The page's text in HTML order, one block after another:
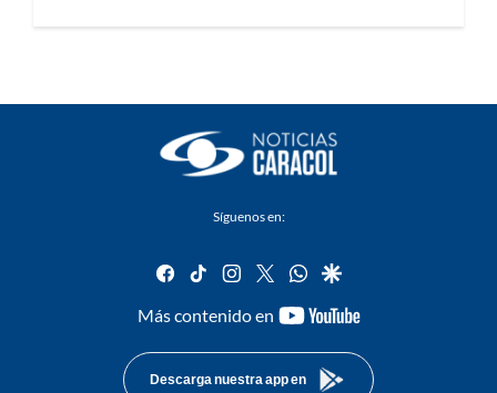
Síguenos en:
facebook
tiktok instagram
twitterwhatsapp
google
Más contenido en
youtube-
Descarga nuestra app en